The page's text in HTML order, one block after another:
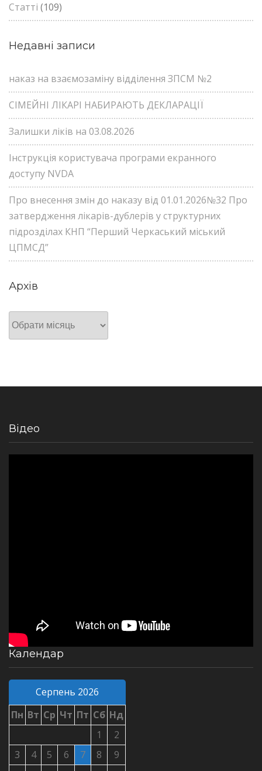
Статті (109)
Недавні записи
наказ на взаємозаміну відділення ЗПСМ №2
СІМЕЙНІ ЛІКАРІ НАБИРАЮТЬ ДЕКЛАРАЦІЇ
Залишки ліків на 03.08.2026
Інструкція користувача програми екранного
доступу NVDA
Про внесення змін до наказу від 01.01.2026№32 Про
затвердження лікарів-дублерів у структурних
підрозділах КНП “Перший Черкаський міський
ЦПМСД”
Архів
Архів
Відео
Календар
Серпень 2026
Пн Вт Ср Чт Пт Сб Нд
1
2
3
4 5 6 7 8
9